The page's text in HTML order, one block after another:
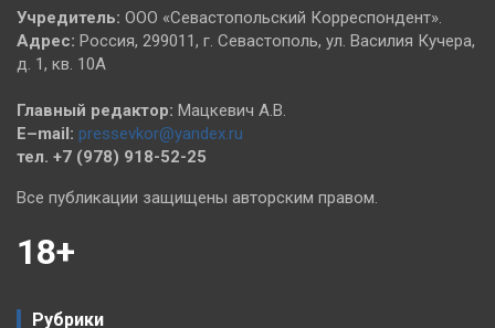
Учредитель: ООО «Севастопольский Корреспондент».
Адрес: Россия, 299011, г. Севастополь, ул. Василия Кучера,
д. 1, кв. 10А
Главный редактор: Мацкевич А.В.
E–mail: pressevkor@yandex.ru
тел. +7 (978) 918-52-25
Все публикации защищены авторским правом.
18+
Рубрики